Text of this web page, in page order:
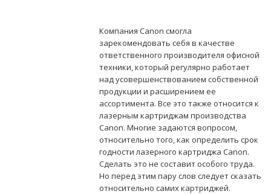
Компания Canon смогла
зарекомендовать себя в качестве
ответственного производителя офисной
техники, который регулярно работает
над усовершенствованием собственной
продукции и расширением ее
ассортимента. Все это также относится к
лазерным картриджам производства
Canon. Многие задаются вопросом,
относительно того, как определить срок
годности лазерного картриджа Canon.
Сделать это не составит особого труда.
Но перед этим пару слов следует сказать
относительно самих картриджей.